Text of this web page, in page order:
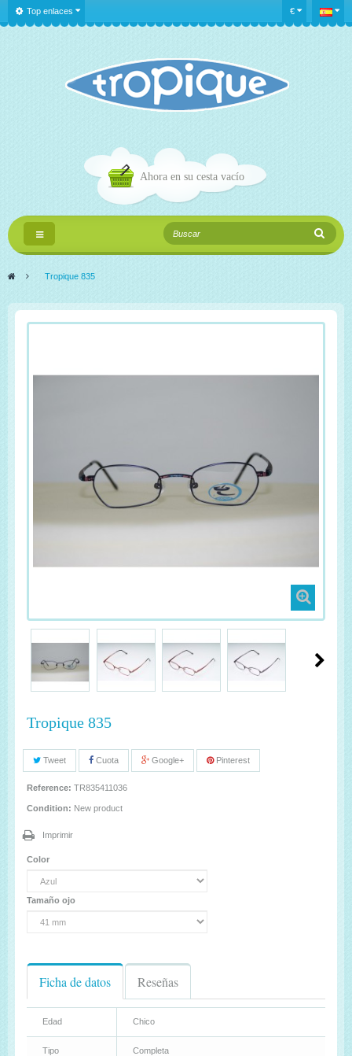
€
Top enlaces
Ahora en su cesta vacío
Navegación
Toggle
> Tropique 835
Tropique 835
Tweet Cuota Google+ Pinterest
Reference: TR835411036
Condition: New product
Imprimir
Color
Tamaño ojo
Ficha de datos Reseñas
Edad Chico
Tipo Completa